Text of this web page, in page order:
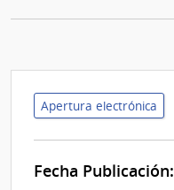
Apertura electrónica
Fecha Publicación: